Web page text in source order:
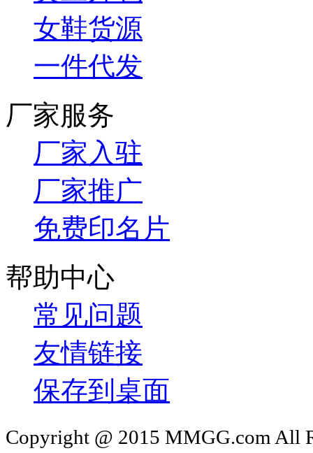
女鞋货源
一件代发
厂家服务
厂家入驻
厂家推广
免费印名片
帮助中心
常见问题
友情链接
保存到桌面
Copyright @ 2015 MMGG.com All